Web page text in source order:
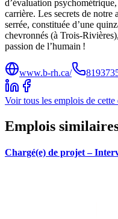
d’évaluation
carrière. Les secrets de notre
serrée, constituée d’une
chevronnés (à Trois-
passion de l’humain !
www.b-rh.ca/
Voir tous les emplois de cette
Emplois
Chargé(e) de projet –